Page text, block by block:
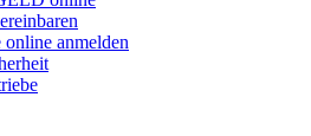
online anmelden